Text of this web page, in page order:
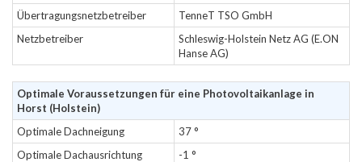
Übertragungsnetzbetreiber
TenneT TSO GmbH
Netzbetreiber
Schleswig-Holstein Netz AG (E.ON
Hanse AG)
Optimale Voraussetzungen für eine Photovoltaikanlage in
Horst (Holstein)
Optimale Dachneigung
37 °
Optimale Dachausrichtung
-1 °